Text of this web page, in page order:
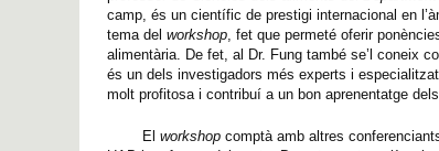
camp, és un científic de prestigi internacional en
tema del workshop, fet que permeté oferir
alimentària. De fet, al Dr. Fung també se’l coneix
és un dels investigadors més experts i
molt profitosa i contribuí a un bon aprenentatge
El workshop comptà amb altres